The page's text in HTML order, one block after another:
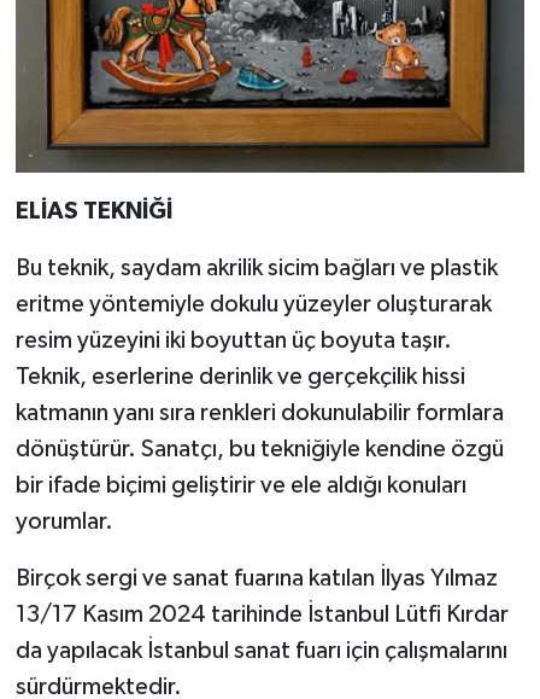
ELİAS TEKNİĞİ
Bu teknik, saydam akrilik sicim bağları ve plastik
eritme yöntemiyle dokulu yüzeyler oluşturarak
resim yüzeyini iki boyuttan üç boyuta taşır.
Teknik, eserlerine derinlik ve gerçekçilik hissi
katmanın yanı sıra renkleri dokunulabilir formlara
dönüştürür. Sanatçı, bu tekniğiyle kendine özgü
bir ifade biçimi geliştirir ve ele aldığı konuları
yorumlar.
Birçok sergi ve sanat fuarına katılan İlyas Yılmaz
13/17 Kasım 2024 tarihinde İstanbul Lütfi Kırdar
da yapılacak İstanbul sanat fuarı için çalışmalarını
sürdürmektedir.